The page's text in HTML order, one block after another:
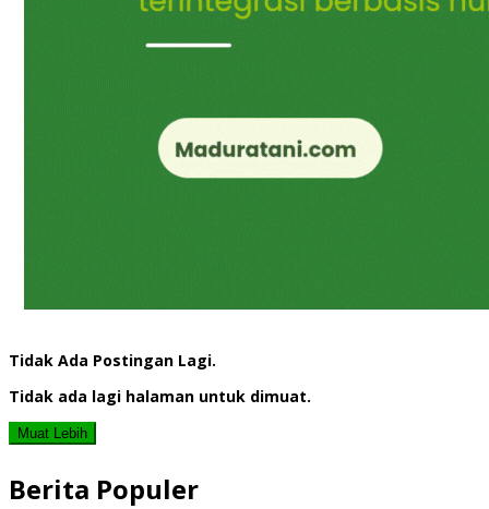
Tidak Ada Postingan Lagi.
Tidak ada lagi halaman untuk dimuat.
Muat Lebih
Berita Populer